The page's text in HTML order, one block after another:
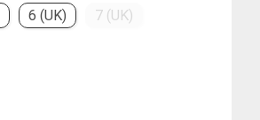
6 (UK)
7 (UK)